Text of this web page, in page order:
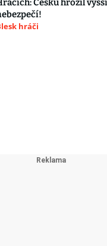
Česku hrozil
hráči